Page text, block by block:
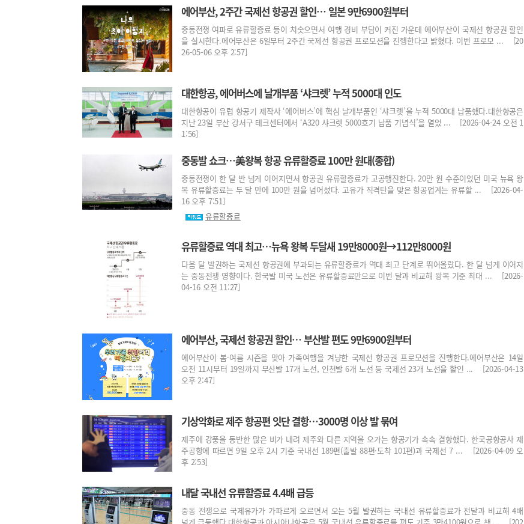
에어부산, 2주간 국제선 항공권 할인… 일본 9만6900원부터
중동전쟁 여파로 유류할증료 등이 치솟으면서 여행 경비 부담이 커진 가운데 에어부산이 국제선 항공권 할인
을 실시한다.에어부산은 6일부터 2주간 국제선 항공권 프로모션을 진행한다고 밝혔다. 이번 프로모 ... [20
26-05-06 오후 2:57]
대한항공, 에어버스에 날개부품 ‘샤크렛’ 누적 5000대 인도
대한항공이 유럽 항공기 제작사 ‘에어버스’에 핵심 날개부품인 ‘샤크렛’을 누적 5000대 납품했다.대한항공은
지난 23일 부산 강서구 테크센터에서 ‘A320 샤크렛 5000호기 납품 기념식’을 열었 ... [2026-04-24 오전 1
1:56]
중동발 쇼크…美왕복 항공 유류할증료 100만 원대(종합)
중동전쟁이 한 달 반 넘게 이어지면서 항공권 유류할증료가 고공행진한다. 20만 원 수준이었던 미국 뉴욕 왕
복 유류할증료는 두 달 만에 100만 원을 넘어섰다. 고유가 직격탄을 맞은 항공업계는 유류할 ... [2026-04-
16 오후 7:51]
유류할증료
유류할증료 역대 최고…뉴욕 왕복 두달새 19만8000원→112만8000원
다음 달 발권하는 국제선 항공권에 부과되는 유류할증료가 역대 최고 단계로 뛰어올랐다. 한 달 넘게 이어지
는 중동전쟁 영향이다. 한국발 미국 노선은 유류할증료만으로 이번 달과 비교해 왕복 기준 최대 ... [2026-
04-16 오전 11:27]
에어부산, 국제선 항공권 할인… 부산발 편도 9만6900원부터
에어부산이 봄·여름 시즌을 맞아 가족여행을 겨냥한 국제선 항공권 프로모션을 진행한다.에어부산은 14일
오전 11시부터 19일까지 부산발 17개 노선, 인천발 6개 노선 등 국제선 23개 노선을 할인 ... [2026-04-13
오후 2:47]
기상악화로 제주 항공편 잇단 결항…3000명 이상 발 묶여
제주에 강풍을 동반한 많은 비가 내려 제주와 다른 지역을 오가는 항공기가 속속 결항했다. 한국공항공사 제
주공항에 따르면 9일 오후 2시 기준 국내선 189편(출발 88편·도착 101편)과 국제선 7 ... [2026-04-09 오
후 2:53]
내달 국내선 유류할증료 4.4배 급등
중동 전쟁으로 국제유가가 가파르게 오르면서 오는 5월 발권하는 국내선 유류할증료가 전달과 비교해 4배